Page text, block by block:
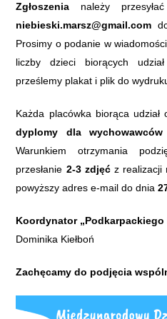
Zgłoszenia
należy
niebieski.marsz@gmail.com
Prosimy o podanie w
liczby dzieci biorących
prześlemy plakat i plik do
Każda placówka biorąca udział
dyplomy dla wychowawców
Warunkiem otrzymania
przesłanie 2-3 zdjęćz realizacji
powyższy adres e-mail do dnia
Koordynator
Dominika Kiełboń
Zachęcamy do podjęcia